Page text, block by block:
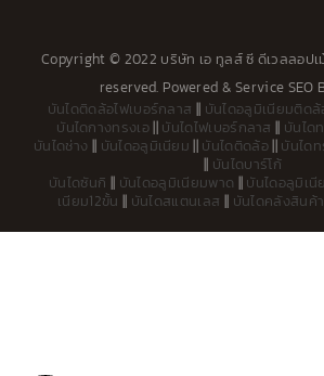
b
o
o
k
-
f
u
b
e
Copyright © 2022 บริษัท เอ ทูลส์ ซี ดีเวลลอป
reserved. Powered &Service SEO
บันไดติดล้อไฟเบอร์กลาส || บันไดอลูมิเนียมติดล้
บันไดกางทรงเอ || บันไดไฟเบอร์กลาส || บันได
บันไดช่าง || บันไดอลูมิเนียม || บันไดติดล้อ|| บันได
|| บันไดบาร์โก้
บันไดซันกิ || บันไดอลูมิเนียมพาด || บันไดอลูมิเนี
เนียม12ขั้น || บันไดสแตนเลส || บันไดคลังสินค้า